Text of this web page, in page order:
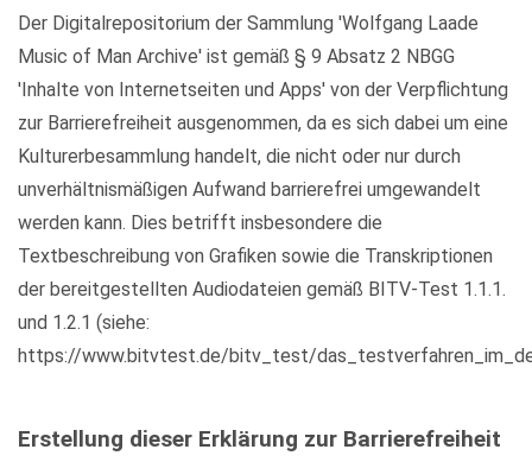
Der Digitalrepositorium der Sammlung 'Wolfgang Laade
Music of Man Archive' ist gemäß § 9 Absatz 2 NBGG
'Inhalte von Internetseiten und Apps' von der Verpflichtung
zur Barrierefreiheit ausgenommen, da es sich dabei um eine
Kulturerbesammlung handelt, die nicht oder nur durch
unverhältnismäßigen Aufwand barrierefrei umgewandelt
werden kann. Dies betrifft insbesondere die
Textbeschreibung von Grafiken sowie die Transkriptionen
der bereitgestellten Audiodateien gemäß BITV-Test 1.1.1.
und 1.2.1 (siehe:
https://www.bitvtest.de/bitv_test/
Erstellung dieser Erklärung zur Barrierefreiheit